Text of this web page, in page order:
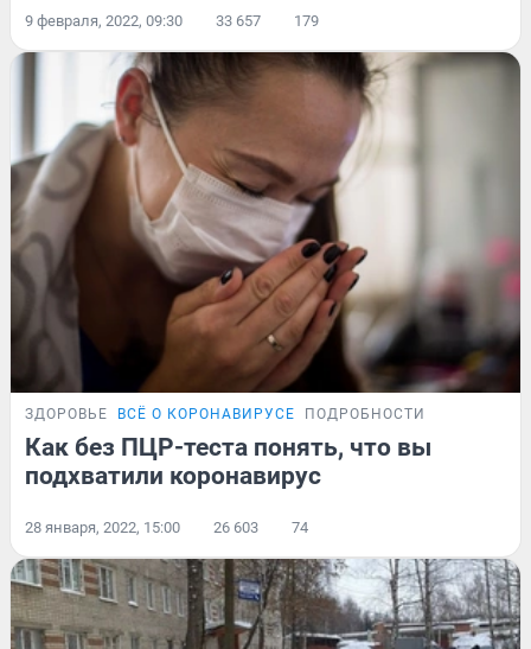
9 февраля, 2022, 09:30 33 657 179
ЗДОРОВЬЕ ВСЁ О КОРОНАВИРУСЕ ПОДРОБНОСТИ
Как без ПЦР-теста понять, что вы
подхватили коронавирус
28 января, 2022, 15:00 26 603 74